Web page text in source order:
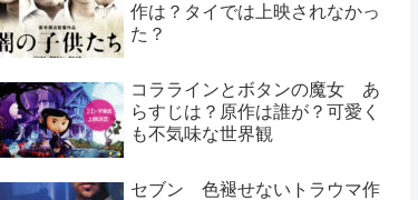
作は？タイでは上映されなかっ
た？
コララインとボタンの魔女 あ
らすじは？原作は誰が？可愛く
も不気味な世界観
セブン 色褪せないトラウマ作